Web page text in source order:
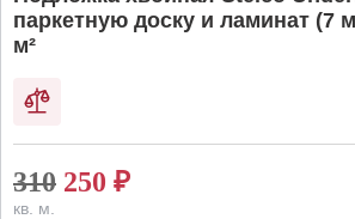
паркетную доску и ламинат (7
м²
310 250 ₽
кв. м.